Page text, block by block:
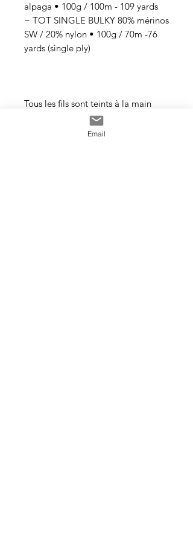
alpaga • 100g / 100m - 109 yards
~ TOT SINGLE BULKY 80% mérinos
SW / 20% nylon • 100g / 70m -76
yards (single ply)
Tous les fils sont teints à la main
avec des teintures acides
professionnelles non toxiques. Tous
Email